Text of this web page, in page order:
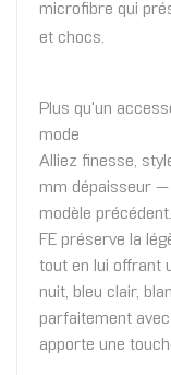
microfibre qui
et chocs.
Plus qu'un
mode
Alliez finesse,
mm dépaisseur —
modèle
FE préserve la
tout en lui offrant
nuit, bleu clair,
parfaitement
apporte une